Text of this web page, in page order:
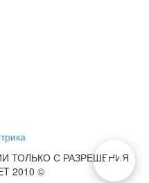
ТОЛЬКО С РАЗРЕШЕНИЯ
2010 ©